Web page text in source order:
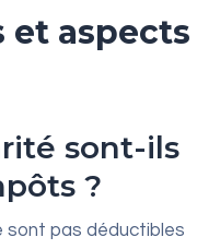
et aspects
sont-ils
?
sont pas déductibles